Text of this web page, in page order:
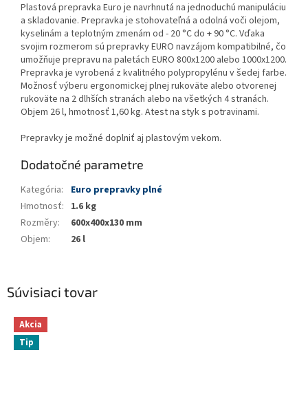
Súvisiaci tovar
Akcia
Tip
Plastová prepravka Euro je navrhnutá na jednoduchú manipuláciu
a skladovanie. Prepravka je stohovateľná a odolná voči olejom,
kyselinám a teplotným zmenám od - 20 °C do + 90 °C. Vďaka
svojim rozmerom sú prepravky EURO navzájom kompatibilné, čo
umožňuje prepravu na paletách EURO 800x1200 alebo 1000x1200.
Prepravka je vyrobená z kvalitného polypropylénu v šedej farbe.
Možnosť výberu ergonomickej plnej rukoväte alebo otvorenej
rukoväte na 2 dlhších stranách alebo na všetkých 4 stranách.
Objem 26 l, hmotnosť 1,60 kg. Atest na styk s potravinami.
Prepravky je možné doplniť aj plastovým vekom.
Dodatočné parametre
Kategória:
Euro prepravky plné
Hmotnosť: 1.6 kg
Rozměry:
600x400x130 mm
Objem: 26 l